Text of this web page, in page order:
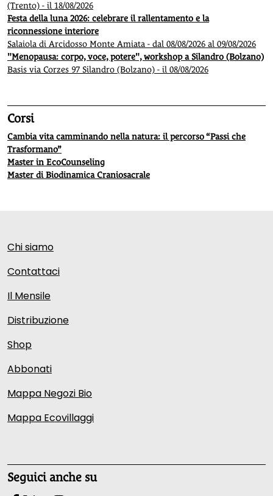
(Trento) - il 18/08/2026
Festa della luna 2026: celebrare il rallentamento e la
riconnessione interiore
Salaiola di Arcidosso Monte Amiata - dal 08/08/2026 al 09/08/2026
"Menopausa: corpo, voce, potere", workshop a Silandro (Bolzano)
Basis via Corzes 97 Silandro (Bolzano) - il 08/08/2026
Corsi
Cambia vita camminando nella natura: il percorso “Passi che
Trasformano”
Master in EcoCounseling
Master di Biodinamica Craniosacrale
Chi siamo
Contattaci
Il Mensile
Distribuzione
Shop
Abbonati
Mappa Negozi Bio
Mappa Ecovillaggi
Seguici anche su